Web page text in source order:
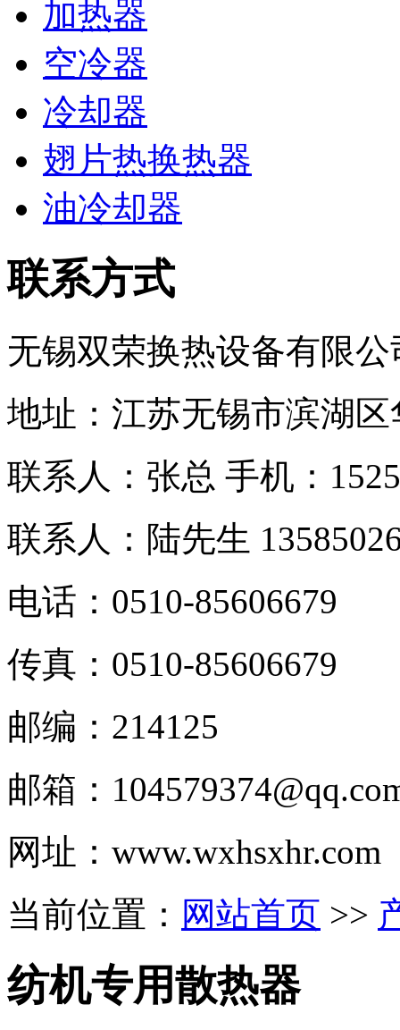
加热器
空冷器
冷却器
翅片热换热器
油冷却器
联系方式
无锡双荣换热设备有限
地址：江苏无锡市滨湖区
联系人：张总 手机：
联系人： 陆先生
电话：0510-85606679
传真：0510-85606679
邮编：214125
邮箱：
网址：www.wxhsxhr.com
当前位置： 网站首页 >>
纺机专用散热器